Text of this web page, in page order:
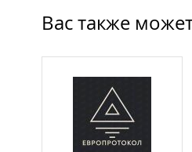
Вас также